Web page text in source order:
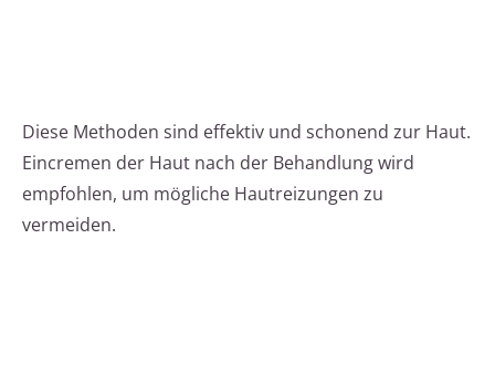
Diese Methoden sind effektiv und schonend zur Haut.
Eincremen der Haut nach der Behandlung wird
empfohlen, um mögliche Hautreizungen zu
vermeiden.